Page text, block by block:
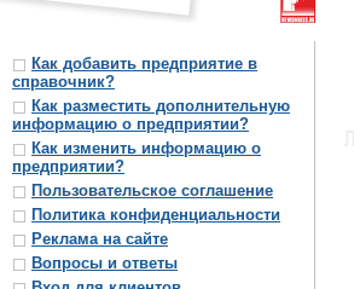
Как добавить предприятие в
справочник?
Как разместить дополнительную
информацию о предприятии?
Как изменить информацию о
предприятии?
Пользовательское соглашение
Политика конфиденциальности
Реклама на сайте
Вопросы и ответы